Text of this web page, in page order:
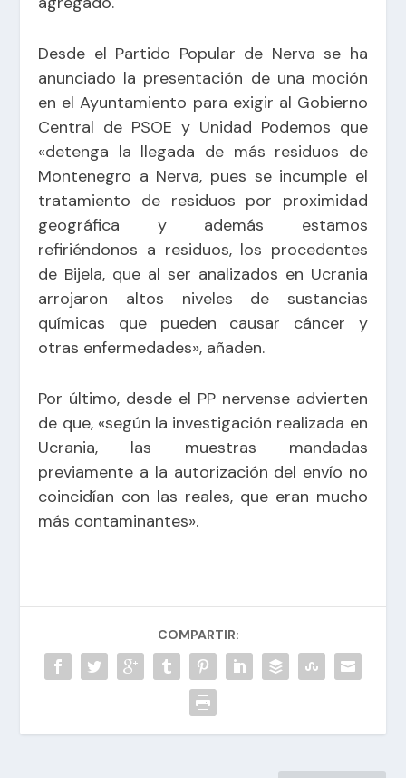
Desde el Partido Popular de Nerva se ha
anunciado la presentación de una moción
en el Ayuntamiento para exigir al Gobierno
Central de PSOE y Unidad Podemos que
«detenga la llegada de más residuos de
Montenegro a Nerva, pues se incumple el
tratamiento de residuos por proximidad
geográfica y además estamos
refiriéndonos a residuos, los procedentes
de Bijela, que al ser analizados en Ucrania
arrojaron altos niveles de sustancias
químicas que pueden causar cáncer y
otras enfermedades», añaden.
Por último, desde el PP nervense advierten
de que, «según la investigación realizada en
Ucrania, las muestras mandadas
previamente a la autorización del envío no
coincidían con las reales, que eran mucho
más contaminantes».
COMPARTIR: